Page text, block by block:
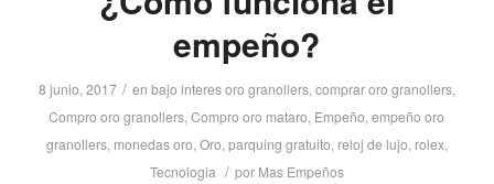
empeño?
8 junio, 2017 / en bajo interes oro granollers, comprar oro granollers,
Compro oro granollers,Compro oro mataro, Empeño,empeño oro
granollers, monedas oro, Oro, parquing gratuito, reloj de lujo, rolex,
Tecnologia / por Mas Empeños